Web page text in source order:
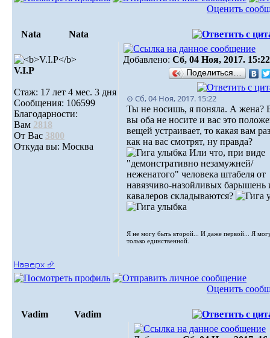
Оценить
Nata Nata
V.I.Р
Стаж: 17 лет 4 мес. 3 дня
Сообщения: 106599
Благодарности:
Вам 2818
От Вас 3800
Откуда вы: Москва
Добавлено: Сб, 04 Ноя, 2017. 15:22
Поделиться…
⊙ Сб, 04 Ноя, 2017. 15:22
Ты не носишь, я поняла. А жена?
вы оба не носите и вас это
вещей устраивает, то какая вам
как на вас смотрят, ну правда?
Или что, при виде
"демонстративно незамужней/
неженатого" человека штабеля от
навязчиво-назойливых барышень
кавалеров складываются?
Я не могу быть второй... И даже первой... Я
только единственной.
Наверх ⮵
Оценить
Vadim Vadim